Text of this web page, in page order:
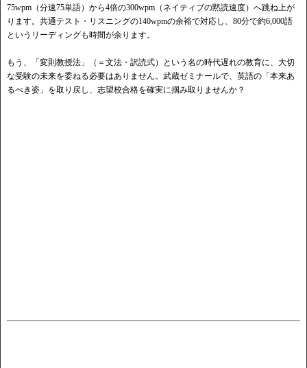
75wpm（分速75単語）から4倍の300wpm（ネイティブの黙読速度）へ跳ね上が
ります。共通テスト・リスニングの140wpmの余裕で対応し、80分で約6,000語
というリーディングも時間が余ります。
もう、「変則教授法」（＝文法・訳読式）という名の時代遅れの教育に、大切
な受験の未来を委ねる必要はありません。武蔵ゼミナールで、英語の「本来あ
るべき姿」を取り戻し、志望校合格を確実に掴み取りませんか？